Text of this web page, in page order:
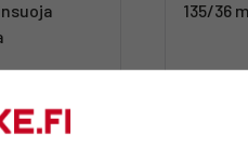
arkipäivää
135/36